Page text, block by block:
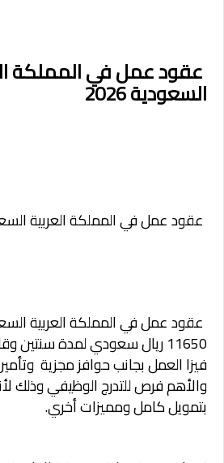
عقود عمل في المملكة
السعودية 2026
عقود عمل في المملكة العربية
عقود عمل في المملكة العربية
11650 ريال سعودي لمدة سنتين
فيزا العمل بجانب حوافز مجزية
والأهم فرص للتدرج الوظيفي وذلك
بتمويل كامل ومميزات أخري.